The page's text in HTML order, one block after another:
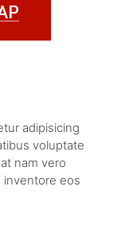
adipisicing
voluptate
nam vero
inventore eos